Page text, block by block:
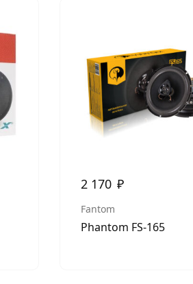
2 170 ₽
Fantom
Phantom FS-165